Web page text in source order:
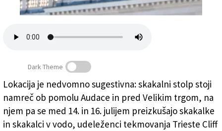
Naročnine
Dark Theme
Lokacija je nedvomno sugestivna: skakalni stolp stoji
namreč ob pomolu Audace in pred Velikim trgom, na
njem pa se med 14. in 16. julijem preizkušajo skakalke
in skakalci v vodo, udeleženci tekmovanja Trieste Cliff